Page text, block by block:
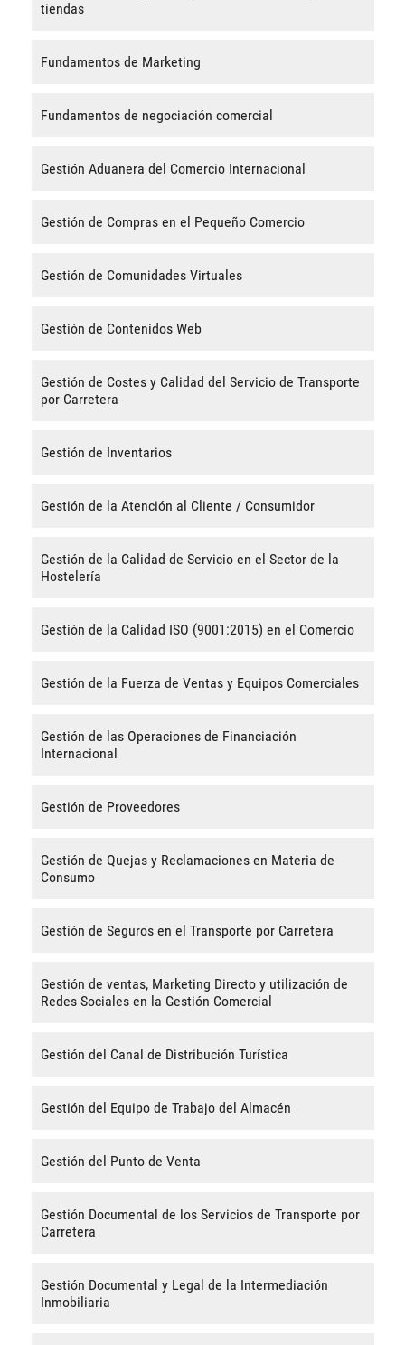
tiendas
Fundamentos de Marketing
Fundamentos de negociación comercial
Gestión Aduanera del Comercio Internacional
Gestión de Compras en el Pequeño Comercio
Gestión de Comunidades Virtuales
Gestión de Contenidos Web
Gestión de Costes y Calidad del Servicio de Transporte
por Carretera
Gestión de Inventarios
Gestión de la Atención al Cliente / Consumidor
Gestión de la Calidad de Servicio en el Sector de la
Hostelería
Gestión de la Calidad ISO (9001:2015) en el Comercio
Gestión de la Fuerza de Ventas y Equipos Comerciales
Gestión de las Operaciones de Financiación
Internacional
Gestión de Proveedores
Gestión de Quejas y Reclamaciones en Materia de
Consumo
Gestión de Seguros en el Transporte por Carretera
Gestión de ventas, Marketing Directo y utilización de
Redes Sociales en la Gestión Comercial
Gestión del Canal de Distribución Turística
Gestión del Equipo de Trabajo del Almacén
Gestión del Punto de Venta
Gestión Documental de los Servicios de Transporte por
Carretera
Gestión Documental y Legal de la Intermediación
Inmobiliaria